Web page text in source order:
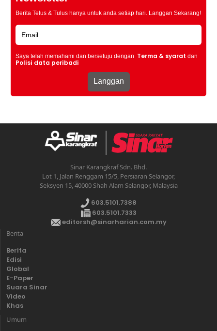
Berita Telus & Tulus hanya untuk anda setiap hari. Langgan Sekarang!
Saya telah memahami dan bersetuju dengan Terma & syarat dan
Polisi data peribadi
Sinar Karangkraf Sdn. Bhd.
Lot 1, Jalan Renggam 15/5, Persiaran Selangor,
Seksyen 15, 40000 Shah Alam Selangor, Malaysia
603.5101.7388
603.5101.7333
editorsh@sinarharian.com.my
Berita
Berita
Edisi
Global
E-Paper
Suara Sinar
Video
Khas
Umum